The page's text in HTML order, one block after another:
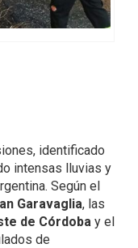
identificado
intensas lluvias y
Según el
Garavaglia, las
de Córdoba y el
de